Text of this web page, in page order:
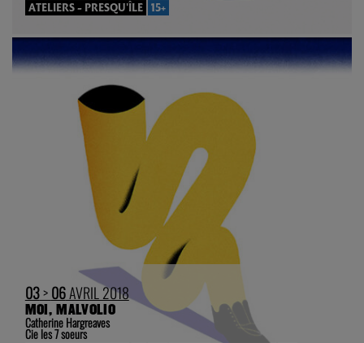
ATELIERS - PRESQU'ÎLE 15+
03>06AVRIL 2018
MOI, MALVOLIO
Catherine Hargreaves
Cie les 7 soeurs